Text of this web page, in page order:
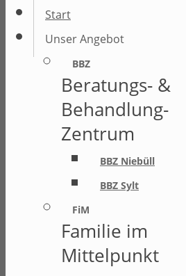
Start
Unser Angebot
BBZ
Beratungs- &
Behandlung-
Zentrum
BBZ Niebüll
BBZ Sylt
FiM
Familie im
Mittelpunkt